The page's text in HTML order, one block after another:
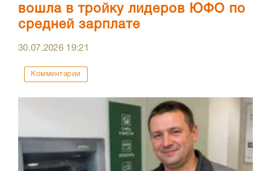
вошла в тройку лидеров ЮФО по
средней зарплате
30.07.2026 19:21
Комментарии